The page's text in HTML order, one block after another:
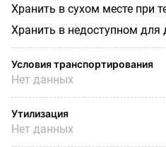
Хранить в сухом месте при
Хранить в недоступном для
Условия транспортирования
Нет данных
Утилизация
Нет данных